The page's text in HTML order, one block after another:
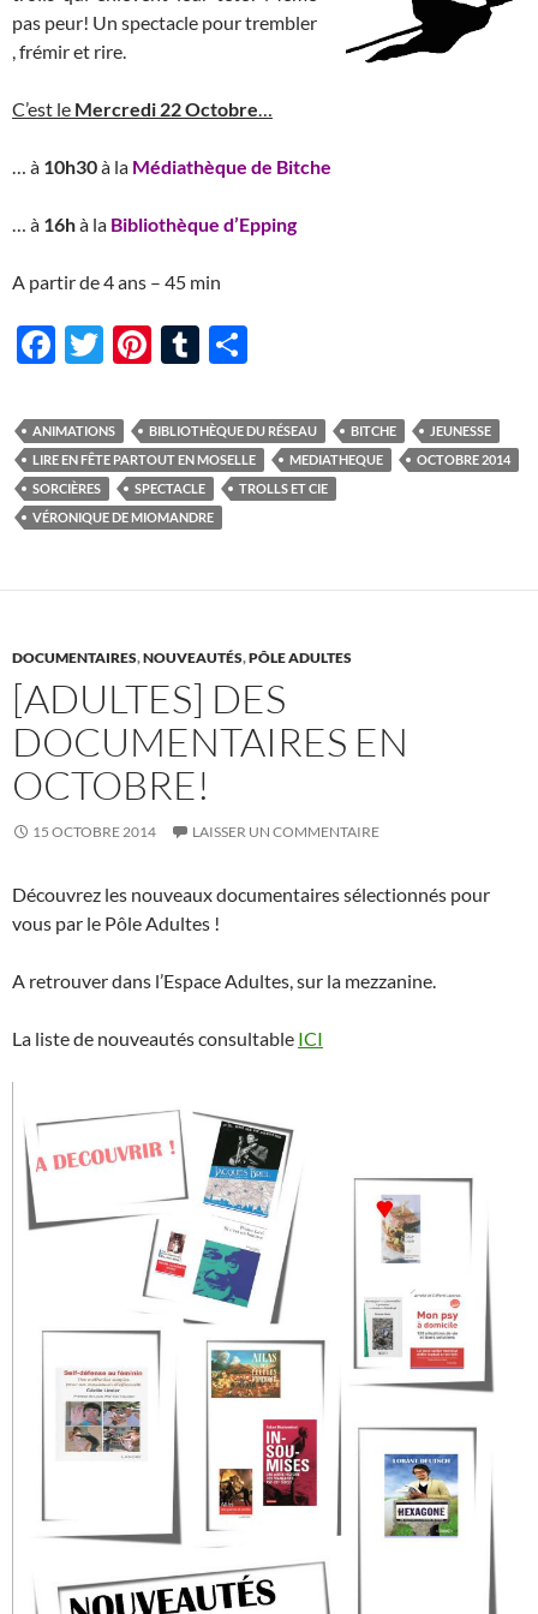
pas peur! Un spectacle pour trembler
, frémir et rire.
C’est le Mercredi 22 Octobre
… à 10h30à la Médiathèque de Bitche
… à 16hà la Bibliothèque d’Epping
A partir de 4 ans – 45 min
F
e
b
o
o
T
itt
er
Pi
er
es
t
T
m
bl
r
ta
g
er
ANIMATIONS BIBLIOTHÈQUE DU RÉSEAU BITCHE
JEUNESSE
LIRE EN FÊTE PARTOUT EN MOSELLE
MEDIATHEQUE
OCTOBRE 2014
SORCIÈRES
SPECTACLE
TROLLS ET CIE
VÉRONIQUE DE MIOMANDRE
DOCUMENTAIRES,NOUVEAUTÉS,PÔLE ADULTES
[ADULTES] DES
DOCUMENTAIRES EN
OCTOBRE!
15 OCTOBRE 2014 LAISSER UN COMMENTAIRE
Découvrez les nouveaux documentaires sélectionnés pour
vous par le Pôle Adultes !
A retrouver dans l’Espace Adultes, sur la mezzanine.
La liste de nouveautés consultable ICI